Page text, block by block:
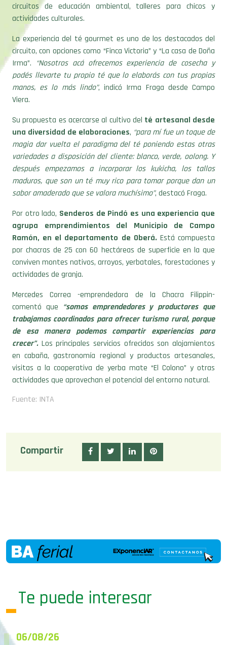
circuitos de educación ambiental, talleres para chicos y
actividades culturales.
La experiencia del té gourmet es uno de los destacados del
circuito, con opciones como “Finca Victoria” y “La casa de Doña
Irma”. “Nosotros acá ofrecemos experiencia de cosecha y
podés llevarte tu propio té que lo elaborás con tus propias
manos, es lo más lindo”, indicó Irma Fraga desde Campo
Viera.
Su propuesta es acercarse al cultivo del té artesanal desde
una diversidad de elaboraciones, “para mí fue un toque de
magia dar vuelta el paradigma del té poniendo estas otras
variedades a disposición del cliente: blanco, verde, oolong. Y
después empezamos a incorporar los kukicha, los tallos
maduros, que son un té muy rico para tomar porque dan un
sabor amaderado que se valora muchísimo”, destacó Fraga.
Por otro lado, Senderos de Pindó es una experiencia que
agrupa emprendimientos del Municipio de Campo
Ramón, en el departamento de Oberá. Está compuesta
por chacras de 25 con 60 hectáreas de superficie en la que
conviven montes nativos, arroyos, yerbatales, forestaciones y
actividades de granja.
Mercedes Correa -emprendedora de la Chacra Filippin-
comentó que “somos emprendedores y productores que
trabajamos coordinados para ofrecer turismo rural, porque
de esa manera podemos compartir experiencias para
crecer”. Los principales servicios ofrecidos son alojamientos
en cabaña, gastronomía regional y productos artesanales,
visitas a la cooperativa de yerba mate “El Colono” y otras
actividades que aprovechan el potencial del entorno natural.
Fuente: INTA
Compartir
Te puede interesar
06/08/26